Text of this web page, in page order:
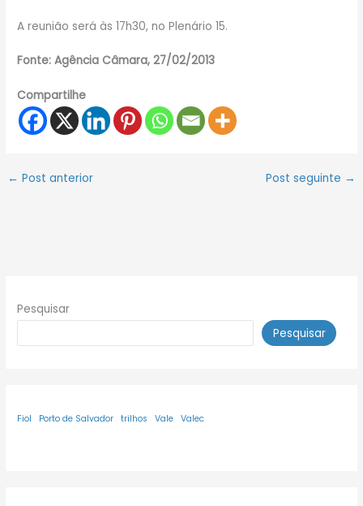
A reunião será às 17h30, no Plenário 15.
Fonte: Agência Câmara, 27/02/2013
Compartilhe
← Post anterior Post seguinte →
Pesquisar
Pesquisar
Fiol Porto de Salvador trilhos Vale Valec